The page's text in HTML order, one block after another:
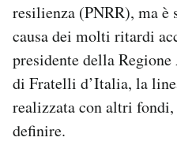
Esci
resilienza (PNRR), ma
causa dei molti ritardi
presidente della
di Fratelli d’Italia, la
realizzata con altri
definire.